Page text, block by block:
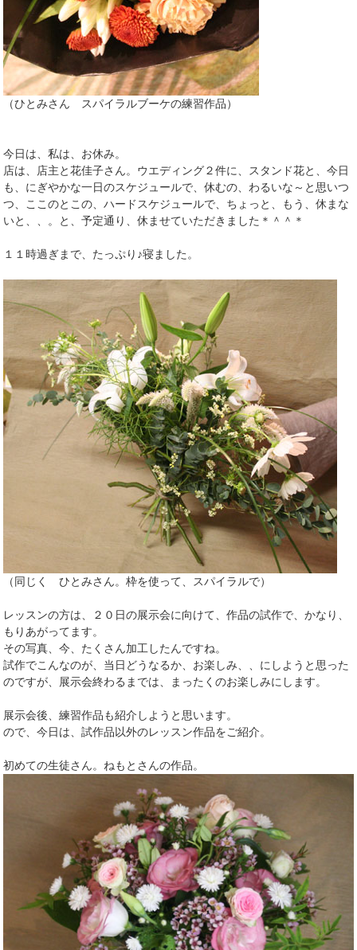
（ひとみさん スパイラルブーケの練習作品）
今日は、私は、お休み。
店は、店主と花佳子さん。ウエディング２件に、スタンド花と、今日
も、にぎやかな一日のスケジュールで、休むの、わるいな～と思いつ
つ、ここのとこの、ハードスケジュールで、ちょっと、もう、休まな
いと、、。と、予定通り、休ませていただきました＊＾＾＊
１１時過ぎまで、たっぷり♪寝ました。
（同じく ひとみさん。枠を使って、スパイラルで）
レッスンの方は、２０日の展示会に向けて、作品の試作で、かなり、
もりあがってます。
その写真、今、たくさん加工したんですね。
試作でこんなのが、当日どうなるか、お楽しみ、、にしようと思った
のですが、展示会終わるまでは、まったくのお楽しみにします。
展示会後、練習作品も紹介しようと思います。
ので、今日は、試作品以外のレッスン作品をご紹介。
初めての生徒さん。ねもとさんの作品。